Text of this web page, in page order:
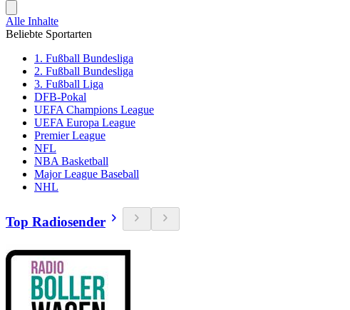
Alle Inhalte
Beliebte Sportarten
1. Fußball Bundesliga
2. Fußball Bundesliga
3. Fußball Liga
DFB-Pokal
UEFA Champions League
UEFA Europa League
Premier League
NFL
NBA Basketball
Major League Baseball
NHL
Top Radiosender